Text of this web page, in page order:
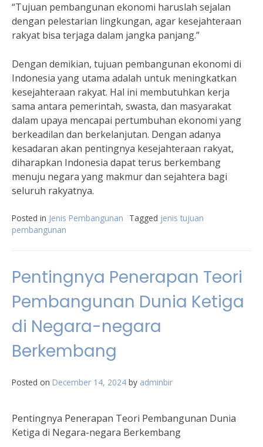
“Tujuan pembangunan ekonomi haruslah sejalan
dengan pelestarian lingkungan, agar kesejahteraan
rakyat bisa terjaga dalam jangka panjang.”
Dengan demikian, tujuan pembangunan ekonomi di
Indonesia yang utama adalah untuk meningkatkan
kesejahteraan rakyat. Hal ini membutuhkan kerja
sama antara pemerintah, swasta, dan masyarakat
dalam upaya mencapai pertumbuhan ekonomi yang
berkeadilan dan berkelanjutan. Dengan adanya
kesadaran akan pentingnya kesejahteraan rakyat,
diharapkan Indonesia dapat terus berkembang
menuju negara yang makmur dan sejahtera bagi
seluruh rakyatnya.
Posted in Jenis Pembangunan Tagged jenis tujuan
pembangunan
Pentingnya Penerapan Teori
Pembangunan Dunia Ketiga
di Negara-negara
Berkembang
Posted on December 14, 2024 by adminbir
Pentingnya Penerapan Teori Pembangunan Dunia
Ketiga di Negara-negara Berkembang